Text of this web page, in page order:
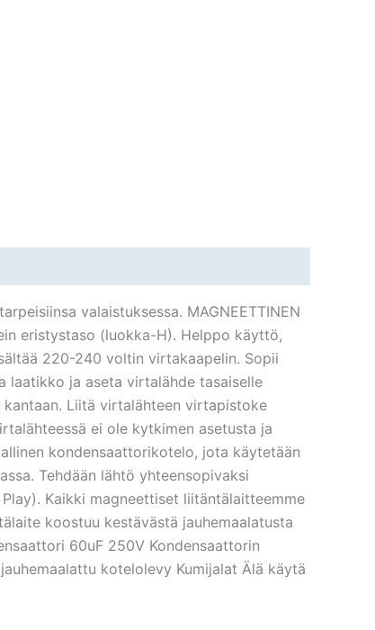
valaistuksessa. MAGNEETTINEN
eristystaso (luokka-H). Helppo käyttö,
220-240 voltin virtakaapelin. Sopii
laatikko ja aseta virtalähde tasaiselle
Liitä virtalähteen virtapistoke
ei ole kytkimen asetusta ja
kondensaattorikotelo, jota käytetään
Tehdään lähtö yhteensopivaksi
Kaikki magneettiset liitäntälaitteemme
koostuu kestävästä jauhemaalatusta
60uF 250V Kondensaattorin
kotelolevy Kumijalat Älä käytä